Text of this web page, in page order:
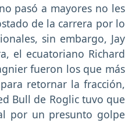
pasó a mayores no les
de la carrera por lo
sin embargo, Jay
el ecuatoriano Richard
fueron los que más
retornar la fracción,
Bull de Roglic tuvo que
por un presunto golpe